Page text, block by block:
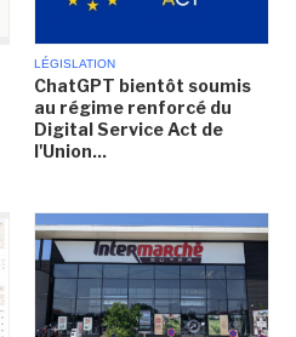
LÉGISLATION
ChatGPT bientôt soumis
au régime renforcé du
Digital Service Act de
l'Union...